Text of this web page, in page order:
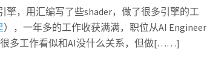
擎，用汇编写了些shader，做了很多引擎的工
），一年多的工作收获满满，职位从AI Engineer
很多工作看似和AI没什么关系，但做[……]